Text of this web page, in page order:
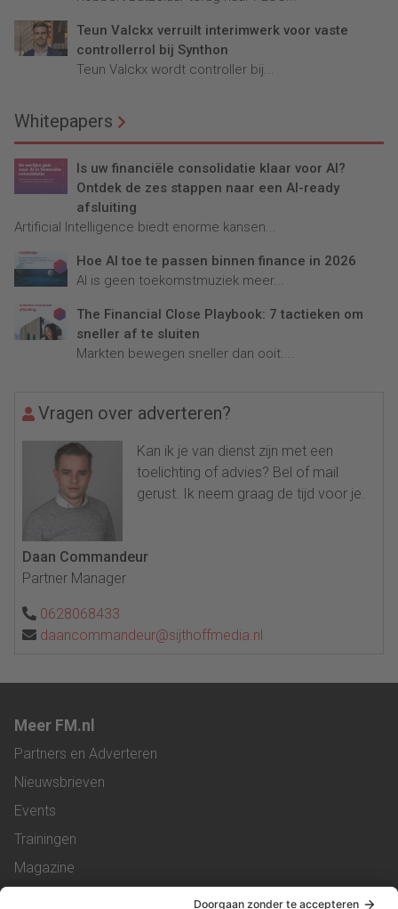
Teun Valckx verruilt interimwerk voor vaste
controllerrol bij Synthon
Teun Valckx wordt controller bij...
Whitepapers
Is uw financiële consolidatie klaar voor AI?
Ontdek de zes stappen naar een AI-ready
afsluiting
Artificial Intelligence biedt enorme kansen...
Hoe AI toe te passen binnen finance in 2026
AI is geen toekomstmuziek meer...
The Financial Close Playbook: 7 tactieken om
sneller af te sluiten
Markten bewegen sneller dan ooit....
Vragen over adverteren?
Kan ik je van dienst zijn met een
toelichting of advies? Bel of mail
gerust. Ik neem graag de tijd voor je.
Daan Commandeur
Partner Manager
0628068433
daancommandeur@sijthoffmedia.nl
Meer FM.nl
Partners en Adverteren
Nieuwsbrieven
Events
Trainingen
Magazine